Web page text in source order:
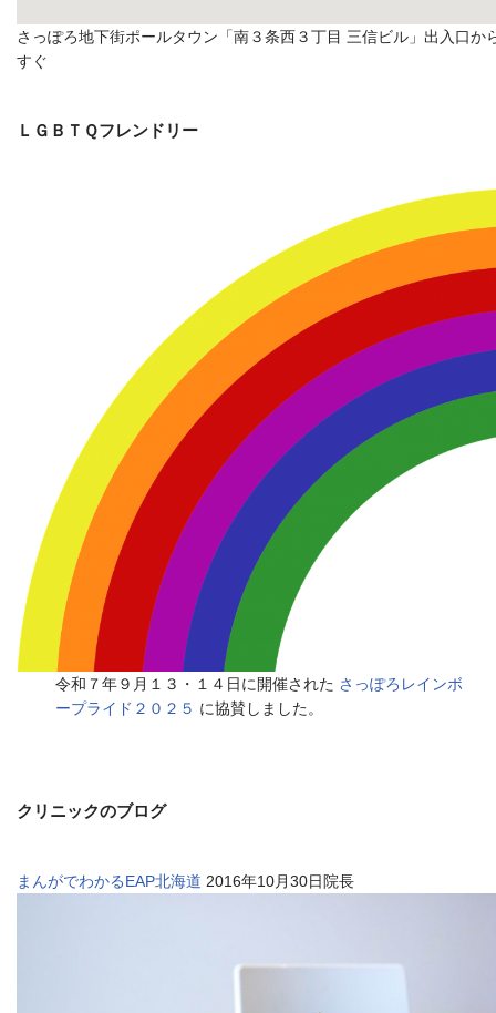
さっぽろ地下街ポールタウン「南３条西３丁目 三信ビル」出入口か
すぐ
ＬＧＢＴＱフレンドリー
令和７年９月１３・１４日に開催された さっぽろレインボ
ープライド２０２５ に協賛しました。
クリニックのブログ
まんがでわかるEAP北海道 2016年10月30日院長